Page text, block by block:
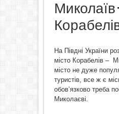
Миколаїв
На Півдні України
місто Корабелів –
місто не дуже
туристів, все ж є
обов’язково треба
Миколаєві.